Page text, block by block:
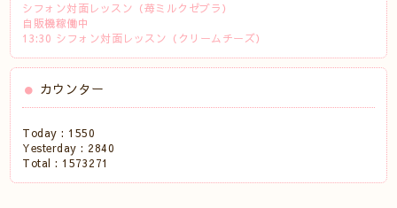
シフォン対面レッスン（苺ミルクゼブラ）
自販機稼働中
13:30 シフォン対面レッスン（クリームチーズ）
カウンター
Today : 1550
Yesterday : 2840
Total : 1573271